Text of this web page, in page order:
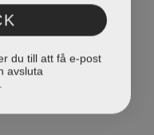
du till att få e-post
avsluta